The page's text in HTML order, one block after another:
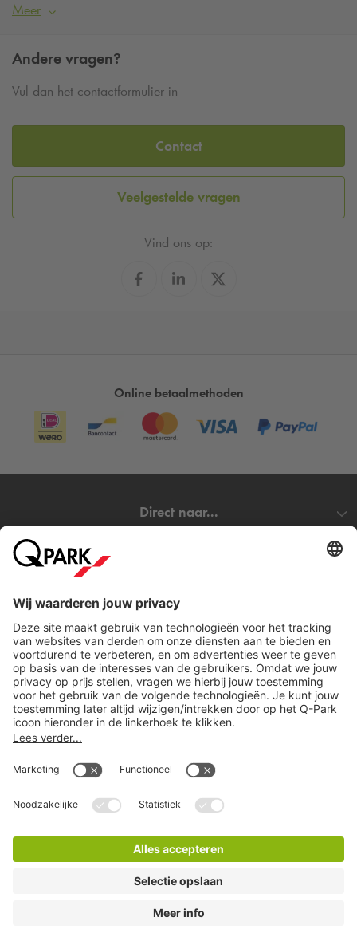
Meer
Andere vragen?
Vul dan het contactformulier in
Contact
Veelgestelde vragen
Vind ons op:
Online betaalmethoden
Direct naar...
Download
Copyright
Privacy statement
Disclaimer